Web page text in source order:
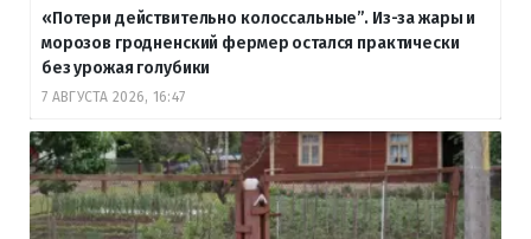
«Потери действительно колоссальные”. Из-за жары и
морозов гродненский фермер остался практически
без урожая голубики
7 АВГУСТА 2026, 16:47